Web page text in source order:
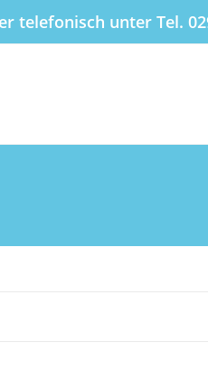
telefonisch unter Tel.